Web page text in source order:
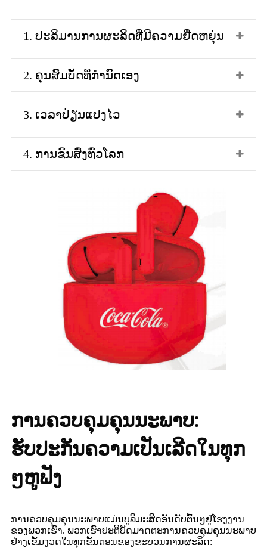
1. ປະລິມານການຜະລິດທີ່ມີຄວາມຍືດຫຍຸ່ນ
2. ຄຸນສົມບັດທີ່ກຳນົດເອງ
3. ເວລາປ່ຽນແປງໄວ
4. ການຂົນສົ່ງທົ່ວໂລກ
ການຄວບຄຸມຄຸນນະພາບ:
ຮັບປະກັນຄວາມເປັນເລີດໃນທຸກ
ໆຫູຟັງ
ການຄວບຄຸມຄຸນນະພາບແມ່ນບູລິມະສິດອັນດັບຕົ້ນໆຢູ່ໂຮງງານ
ຂອງພວກເຮົາ. ພວກເຮົາປະຕິບັດມາດຕະການຄວບຄຸມຄຸນນະພາບ
ຢ່າງເຂັ້ມງວດໃນທຸກຂັ້ນຕອນຂອງຂະບວນການຜະລິດ: